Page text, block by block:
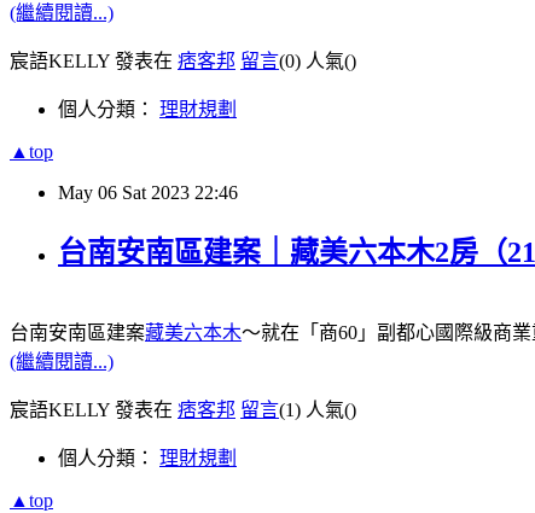
(繼續閱讀...)
宸語KELLY 發表在 痞客邦 留言(0) 人氣()
個人分類： 理財規劃
▲top
May 06 Sat 2023 22:46
台南安南區建案｜藏美六本木2房（
台南安南區建案藏美六本木～就在「商60」副都心國際級商
(繼續閱讀...)
宸語KELLY 發表在 痞客邦 留言(1) 人氣()
個人分類： 理財規劃
▲top